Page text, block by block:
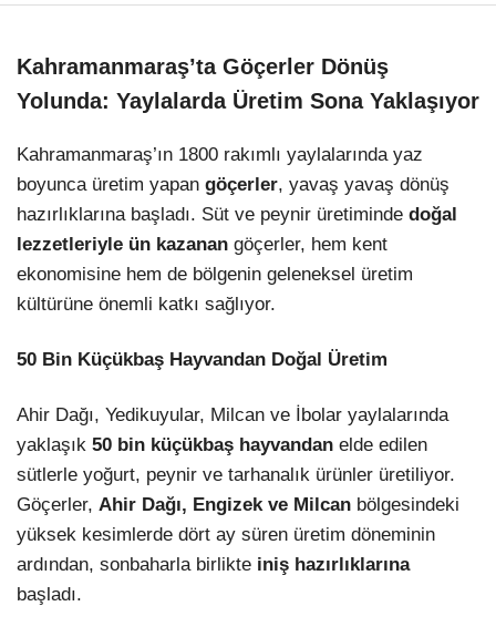
Youtube
Kahramanmaraş’ta Göçerler Dönüş
Yolunda: Yaylalarda Üretim Sona Yaklaşıyor
Kahramanmaraş’ın 1800 rakımlı yaylalarında yaz
boyunca üretim yapan göçerler, yavaş yavaş dönüş
hazırlıklarına başladı. Süt ve peynir üretiminde doğal
lezzetleriyle ün kazanan göçerler, hem kent
ekonomisine hem de bölgenin geleneksel üretim
kültürüne önemli katkı sağlıyor.
50 Bin Küçükbaş Hayvandan Doğal Üretim
Ahir Dağı, Yedikuyular, Milcan ve İbolar yaylalarında
yaklaşık 50 bin küçükbaş hayvandan elde edilen
sütlerle yoğurt, peynir ve tarhanalık ürünler üretiliyor.
Göçerler, Ahir Dağı, Engizek ve Milcan bölgesindeki
yüksek kesimlerde dört ay süren üretim döneminin
ardından, sonbaharla birlikte iniş hazırlıklarına
başladı.